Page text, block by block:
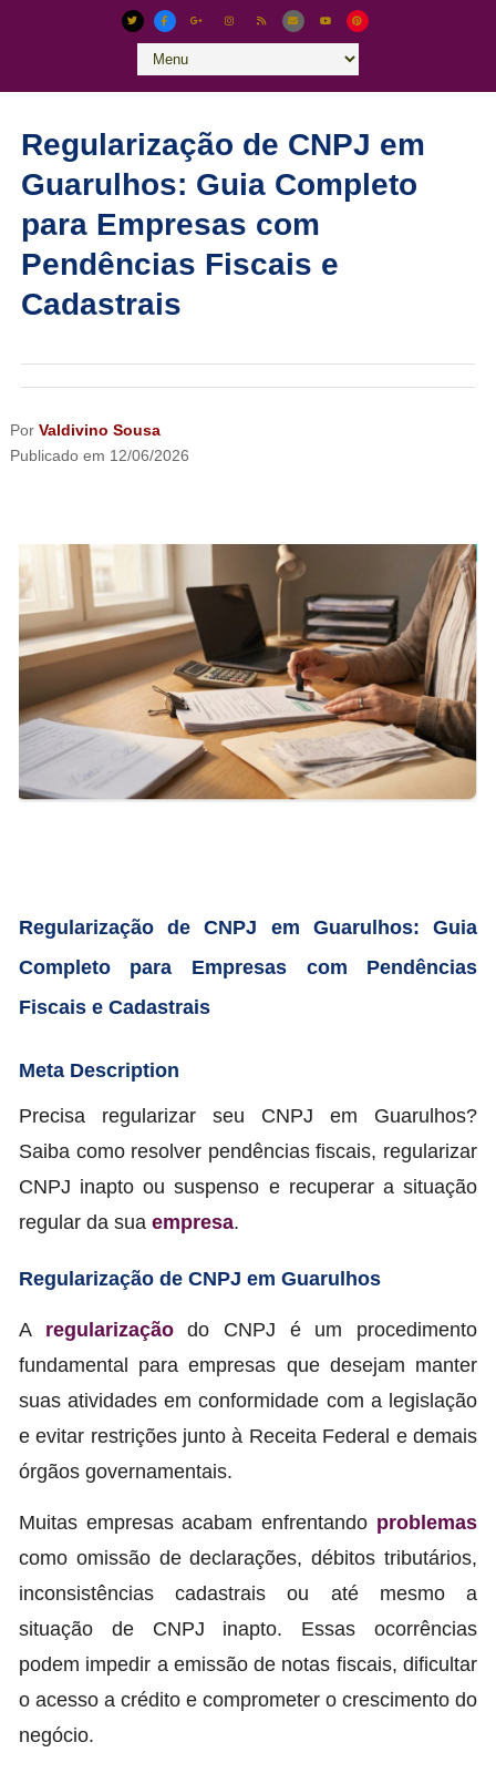
Regularização de CNPJ em
Guarulhos: Guia Completo
para Empresas com
Pendências Fiscais e
Cadastrais
Por Valdivino Sousa
Publicado em 12/06/2026
Regularização de CNPJ em Guarulhos: Guia
Completo para Empresas com Pendências
Fiscais e Cadastrais
Meta Description
Precisa regularizar seu CNPJ em Guarulhos?
Saiba como resolver pendências fiscais, regularizar
CNPJ inapto ou suspenso e recuperar a situação
regular da sua empresa.
Regularização de CNPJ em Guarulhos
A regularizaçãodo CNPJ é um procedimento
fundamental para empresas que desejam manter
suas atividades em conformidade com a legislação
e evitar restrições junto à Receita Federal e demais
órgãos governamentais.
Muitas empresas acabam enfrentando problemas
como omissão de declarações, débitos tributários,
inconsistências cadastrais ou até mesmo a
situação de CNPJ inapto. Essas ocorrências
podem impedir a emissão de notas fiscais, dificultar
o acesso a crédito e comprometer o crescimento do
negócio.